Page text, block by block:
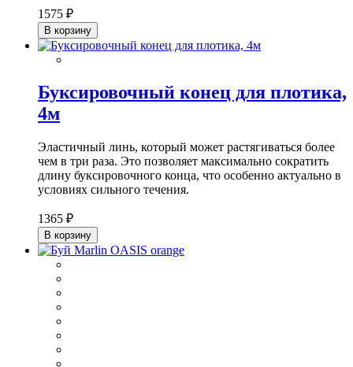
1575 ₽
В корзину
Буксировочный конец для плотика,
4м
Эластичный линь, который может растягиваться более
чем в три раза. Это позволяет максимально сократить
длину буксировочного конца, что особенно актуально в
условиях сильного течения.
1365 ₽
В корзину